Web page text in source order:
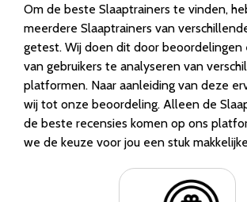
Om de beste Slaaptrainers te vinden,
meerdere Slaaptrainers van
getest. Wij doen dit door beoordelingen
van gebruikers te analyseren van
platformen. Naar aanleiding van deze
wij tot onze beoordeling. Alleen de
de beste recensies komen op ons
we de keuze voor jou een stuk